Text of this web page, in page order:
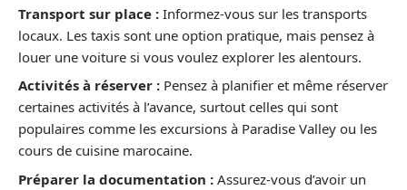
Transport sur place : Informez-vous sur les transports
locaux. Les taxis sont une option pratique, mais pensez à
louer une voiture si vous voulez explorer les alentours.
Activités à réserver : Pensez à planifier et même réserver
certaines activités à l’avance, surtout celles qui sont
populaires comme les excursions à Paradise Valley ou les
cours de cuisine marocaine.
Préparer la documentation : Assurez-vous d’avoir un